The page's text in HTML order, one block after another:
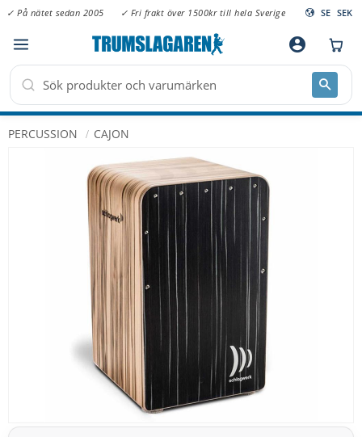
Meny
✓ På nätet sedan 2005 ✓ Fri frakt över 1500kr till hela Sverige SE SEK
account_circle
PERCUSSION CAJON